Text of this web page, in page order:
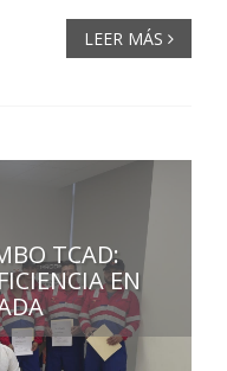
LEER MÁS
TCAD:
EN